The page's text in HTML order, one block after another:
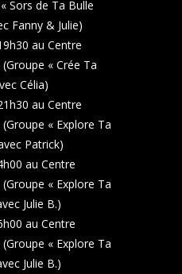
Sors de Ta Bulle
Fanny & Julie)
au Centre
« Crée Ta
Célia)
au Centre
« Explore Ta
Patrick)
au Centre
« Explore Ta
Julie B.)
au Centre
« Explore Ta
Julie B.)